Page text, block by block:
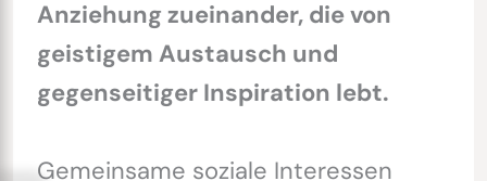
Anziehung zueinander, die von
geistigem Austausch und
gegenseitiger Inspiration lebt.
Gemeinsame soziale Interessen